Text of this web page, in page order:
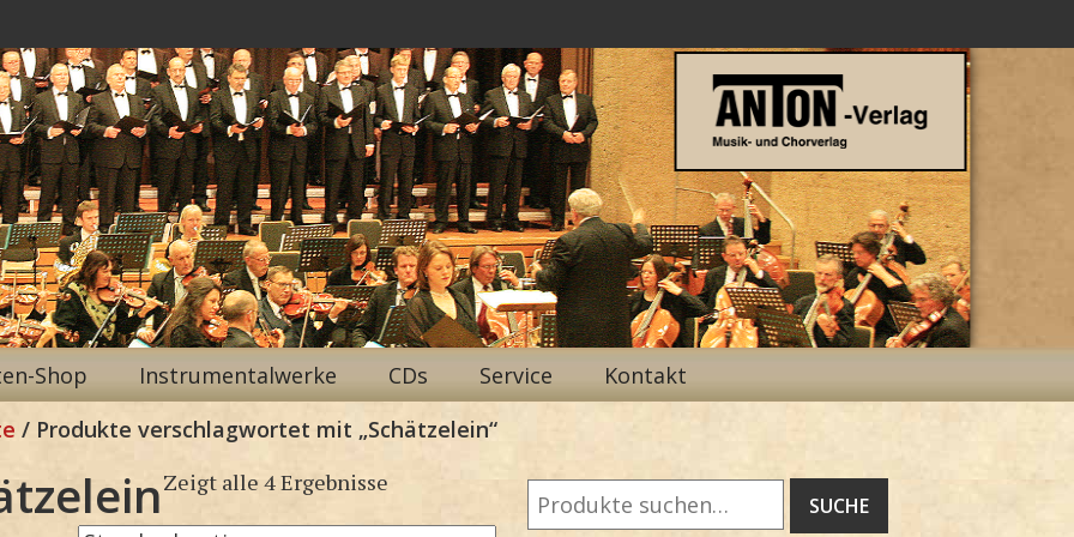
Shop Instrumentalwerke CDs Service Kontakt
/ Produkte verschlagwortet mit „Schätzelein“
Suche
nach:
SUCHE
Zeigt alle 4 Ergebnisse